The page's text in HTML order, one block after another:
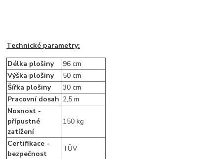
Technické parametry:
Délka plošiny
96 cm
Výška plošiny
50 cm
Šířka plošiny
30 cm
Pracovní dosah 2,5 m
Nosnost -
přípustné
zatížení
150 kg
Certifikace -
bezpečnost
TÜV